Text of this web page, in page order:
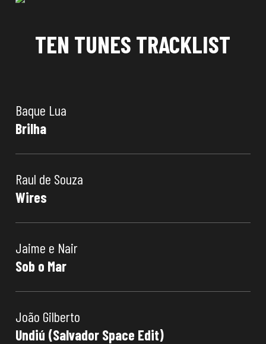
TEN TUNES TRACKLIST
Baque Lua
Brilha
Raul de Souza
Wires
Jaime e Nair
Sob o Mar
João Gilberto
Undiú (Salvador Space Edit)